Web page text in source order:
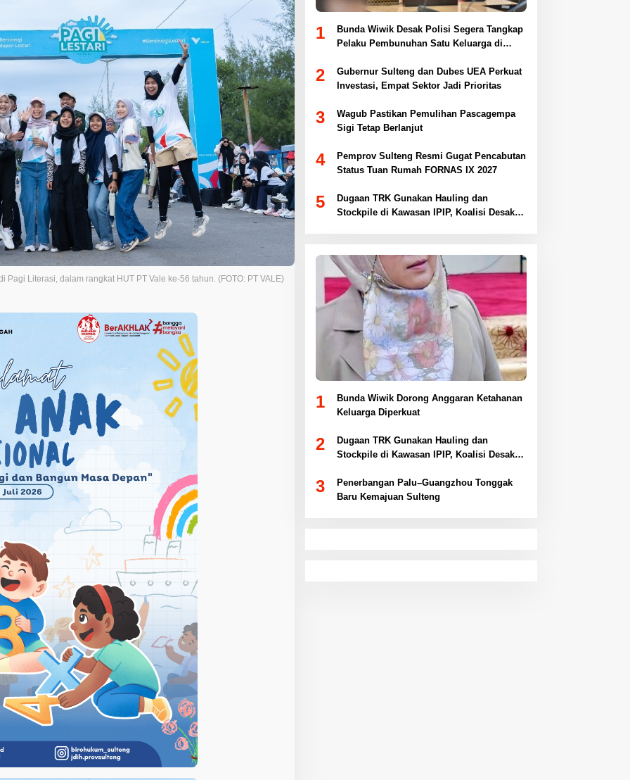
Pagi Literasi, dalam rangkat HUT PT Vale ke-56 tahun. (FOTO: PT VALE)
1
Bunda Wiwik Desak Polisi Segera Tangkap
Pelaku Pembunuhan Satu Keluarga di
2
Gubernur Sulteng dan Dubes UEA Perkuat
Investasi, Empat Sektor Jadi Prioritas
3
Wagub Pastikan Pemulihan Pascagempa
Sigi Tetap Berlanjut
4
Pemprov Sulteng Resmi Gugat Pencabutan
Status Tuan Rumah FORNAS IX 2027
5
Dugaan TRK Gunakan Hauling dan
Stockpile di Kawasan IPIP, Koalisi Desak
1
Bunda Wiwik Dorong Anggaran Ketahanan
Keluarga Diperkuat
2
Dugaan TRK Gunakan Hauling dan
Stockpile di Kawasan IPIP, Koalisi Desak
3
Penerbangan Palu–Guangzhou Tonggak
Baru Kemajuan Sulteng